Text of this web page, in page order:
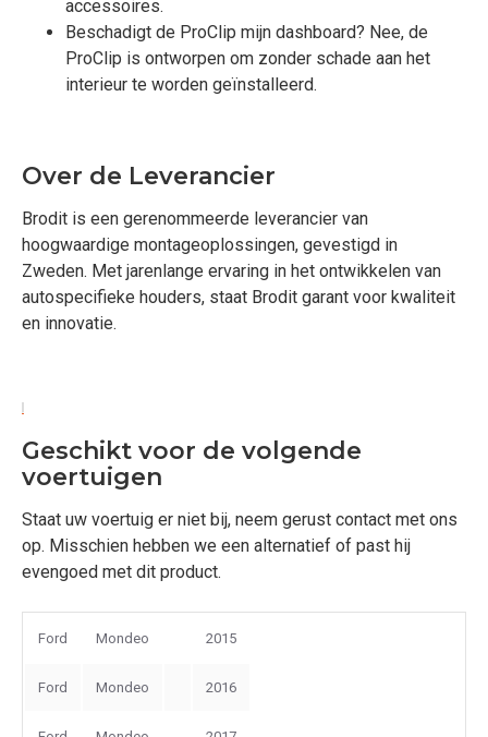
accessoires.
Beschadigt de ProClip mijn dashboard? Nee, de
ProClip is ontworpen om zonder schade aan het
interieur te worden geïnstalleerd.
Over de Leverancier
Brodit is een gerenommeerde leverancier van
hoogwaardige montageoplossingen, gevestigd in
Zweden. Met jarenlange ervaring in het ontwikkelen van
autospecifieke houders, staat Brodit garant voor kwaliteit
en innovatie.
Geschikt voor de volgende
voertuigen
Staat uw voertuig er niet bij, neem gerust contact met ons
op. Misschien hebben we een alternatief of past hij
evengoed met dit product.
Ford Mondeo 2015
Ford Mondeo 2016